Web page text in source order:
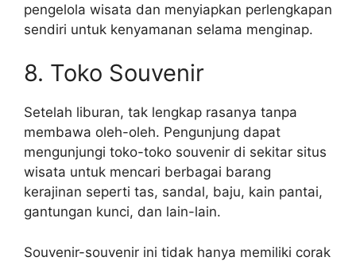
pengelola wisata dan menyiapkan perlengkapan
sendiri untuk kenyamanan selama menginap.
8. Toko Souvenir
Setelah liburan, tak lengkap rasanya tanpa
membawa oleh-oleh. Pengunjung dapat
mengunjungi toko-toko souvenir di sekitar situs
wisata untuk mencari berbagai barang
kerajinan seperti tas, sandal, baju, kain pantai,
gantungan kunci, dan lain-lain.
Souvenir-souvenir ini tidak hanya memiliki corak